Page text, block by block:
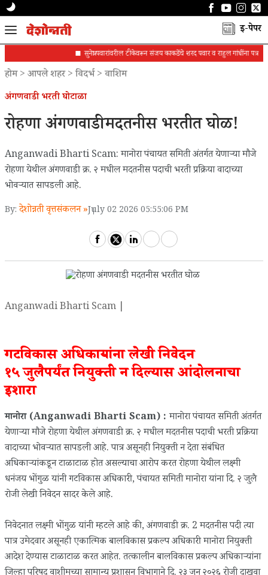
ई-पेपर
सुनेत्रा पवारांवरील टीकेवरून संजय काकडेंचे शरद पवार व राहुल गांधींना पत्र
होम> आपले शहर>विदर्भ> वाशिम
अंगणवाडी भरती घोटाळा
रोहणा अंगणवाडी मदतनीस भरतीत घोळ!
Anganwadi Bharti Scam: मानोरा पंचायत समिती अंतर्गत येणाऱ्या मौजे
रोहणा येथील अंगणवाडी क्र. २ मधील मदतनीस पदाची भरती प्रक्रिया वादाच्या
भोवऱ्यात सापडली आहे.
By: देशोन्नती वृत्तसंकलन »July 02 2026 05:55:06 PM
Anganwadi Bharti Scam |
गटविकास अधिकाऱ्यांना लेखी निवेदन
१५ जुलैपर्यंत नियुक्ती न दिल्यास आंदोलनाचा
इशारा
मानोरा (Anganwadi Bharti Scam) :मानोरा पंचायत समिती अंतर्गत
येणाऱ्या मौजे रोहणा येथील अंगणवाडी क्र. २ मधील मदतनीस पदाची भरती प्रक्रिया
वादाच्या भोवऱ्यात सापडली आहे. पात्र असूनही नियुक्ती न देता संबंधित
अधिकाऱ्यांकडून टाळाटाळ होत असल्याचा आरोप करत रोहणा येथील लक्ष्मी
धनंजय भोंगुळ यांनी गटविकास अधिकारी, पंचायत समिती मानोरा यांना दि. २ जुलै
रोजी लेखी निवेदन सादर केले आहे.
निवेदनात लक्ष्मी भोंगुळ यांनी म्हटले आहे की, अंगणवाडी क्र. 2 मदतनीस पदी त्या
पात्र उमेदवार असूनही एकात्मिक बालविकास प्रकल्प अधिकारी मानोरा नियुक्ती
आदेश देण्यास टाळाटाळ करत आहेत. तत्कालीन बालविकास प्रकल्प अधिकाऱ्यांना